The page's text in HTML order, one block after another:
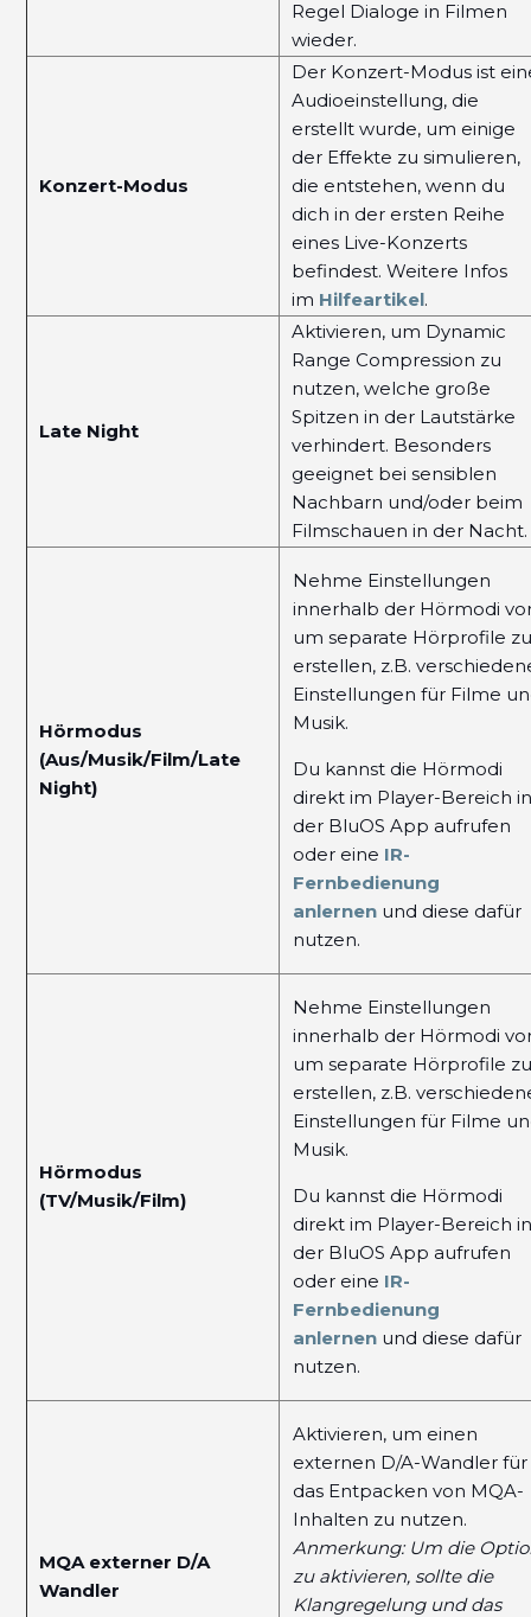
Regel Dialoge in Filmen
wieder.
Konzert-Modus
Der Konzert-Modus ist
Audioeinstellung, die
erstellt wurde, um einige
der Effekte zu simulieren,
die entstehen, wenn du
dich in der ersten Reihe
eines Live-Konzerts
befindest. Weitere Infos
im Hilfeartikel.
Late Night
Aktivieren, um Dynamic
Range Compression zu
nutzen, welche große
Spitzen in der Lautstärke
verhindert. Besonders
geeignet bei sensiblen
Nachbarn und/oder beim
Filmschauen in der Nacht.
Hörmodus
(Aus/Musik/Film/Late
Night)
Nehme Einstellungen
innerhalb der Hörmodi
um separate Hörprofile
erstellen, z.B.
Einstellungen für Filme
Musik.
Du kannst die Hörmodi
direkt im Player-Bereich
der BluOS App aufrufen
oder eine IR-
Fernbedienung
anlernen und diese dafür
nutzen.
Hörmodus
(TV/Musik/Film)
Nehme Einstellungen
innerhalb der Hörmodi
um separate Hörprofile
erstellen, z.B.
Einstellungen für Filme
Musik.
Du kannst die Hörmodi
direkt im Player-Bereich
der BluOS App aufrufen
oder eine IR-
Fernbedienung
anlernen und diese dafür
nutzen.
MQA externer D/A
Wandler
Aktivieren, um einen
externen D/A-Wandler für
das Entpacken von MQA-
Inhalten zu nutzen.
Anmerkung: Um die
zu aktivieren, sollte die
Klangregelung und das